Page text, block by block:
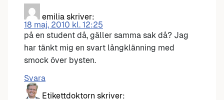
emilia skriver:
18 maj, 2010 kl. 12:25
på en student då, gäller samma sak då? Jag
har tänkt mig en svart långklänning med
smock över bysten.
Svara
Etikettdoktorn skriver: